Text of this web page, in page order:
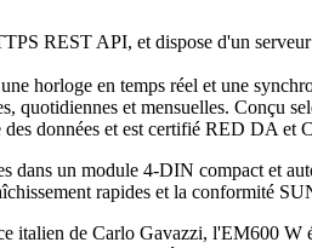
REST API, et dispose d'un
horloge en temps réel et une
quotidiennes et mensuelles. Conçu
données et est certifié RED DA
dans un module 4-DIN compact et
rapides et la conformité
italien de Carlo Gavazzi, l'EM600 W